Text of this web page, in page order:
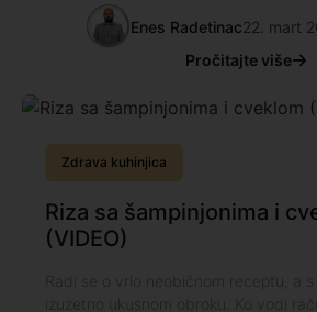
Enes Radetinac22. mart
Pročitajte više
Zdrava kuhinjica
Riza sa šampinjonima i
(VIDEO)